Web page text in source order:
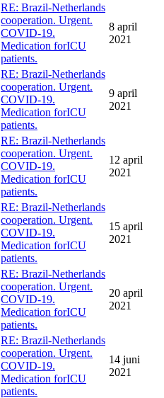
RE: Brazil-Netherlands
cooperation. Urgent.
COVID-19.
Medication forICU
patients.
8 april
2021
RE: Brazil-Netherlands
cooperation. Urgent.
COVID-19.
Medication forICU
patients.
9 april
2021
RE: Brazil-Netherlands
cooperation. Urgent.
COVID-19.
Medication forICU
patients.
12 april
2021
RE: Brazil-Netherlands
cooperation. Urgent.
COVID-19.
Medication forICU
patients.
15 april
2021
RE: Brazil-Netherlands
cooperation. Urgent.
COVID-19.
Medication forICU
patients.
20 april
2021
RE: Brazil-Netherlands
cooperation. Urgent.
COVID-19.
Medication forICU
patients.
14 juni
2021